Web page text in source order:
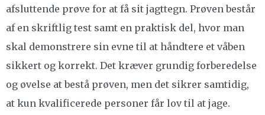
afsluttende prøve for at få sit jagttegn. Prøven består
af en skriftlig test samt en praktisk del, hvor man
skal demonstrere sin evne til at håndtere et våben
sikkert og korrekt. Det kræver grundig forberedelse
og øvelse at bestå prøven, men det sikrer samtidig,
at kun kvalificerede personer får lov til at jage.